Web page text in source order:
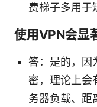
费梯子多用于
使用VPN会显
答：是的，因
密，理论上会
务器负载、距